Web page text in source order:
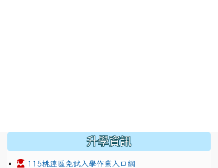
升學資訊
115桃連區免試入學作業入口網